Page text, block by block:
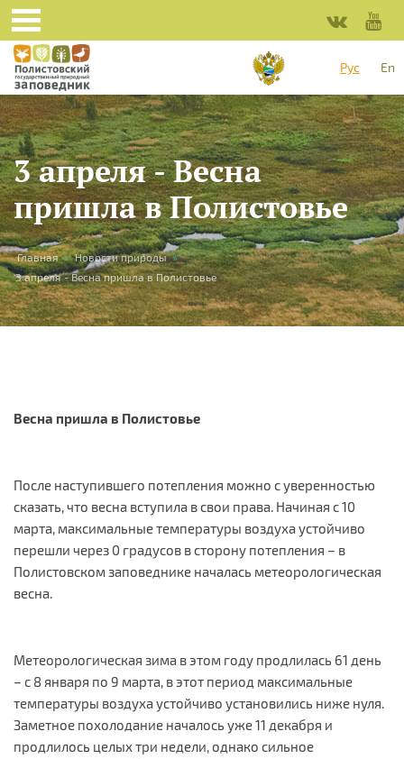
Перейти к основному содержанию
Рус
En
3 апреля - Весна
пришла в Полистовье
Вы здесь
Главная » Новости природы »
3 апреля - Весна пришла в Полистовье
Весна пришла в Полистовье
После наступившего потепления можно с уверенностью
сказать, что весна вступила в свои права. Начиная с 10
марта, максимальные температуры воздуха устойчиво
перешли через 0 градусов в сторону потепления – в
Полистовском заповеднике началась метеорологическая
весна.
Метеорологическая зима в этом году продлилась 61 день
– с 8 января по 9 марта, в этот период максимальные
температуры воздуха устойчиво установились ниже нуля.
Заметное похолодание началось уже 11 декабря и
продлилось целых три недели, однако сильное